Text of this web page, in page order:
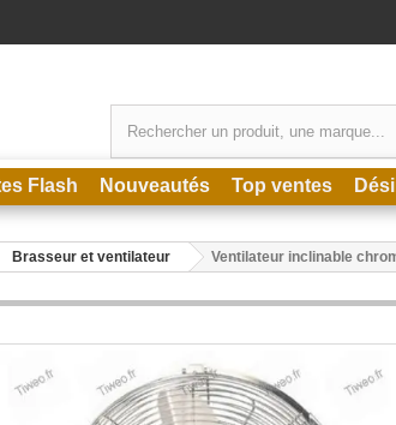
Flash Nouveautés Top ventes
Brasseur et ventilateur Ventilateur inclinable